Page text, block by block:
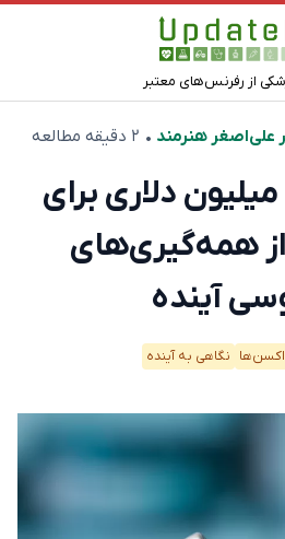
از رفرنس‌های معتبر
علی‌اصغر هنرمند • ۲ دقیقه مطالعه
پروژه‌ی ۵۰۰ میلیون دلاری برای
همه‌گیری‌های
آینده
نگاهی به آینده